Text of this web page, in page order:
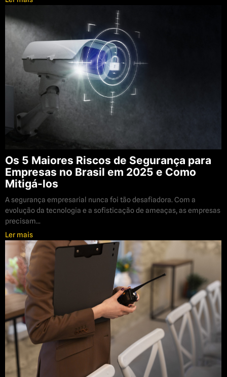
Os 5 Maiores Riscos de Segurança para
Empresas no Brasil em 2025 e Como
Mitigá-los
A segurança empresarial nunca foi tão desafiadora. Com a
evolução da tecnologia e a sofisticação de ameaças, as empresas
precisam...
Ler mais